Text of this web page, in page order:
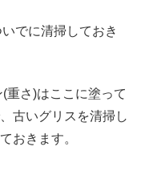
でに清掃しておき
重さ)はここに塗って
古いグリスを清掃し
おきます。